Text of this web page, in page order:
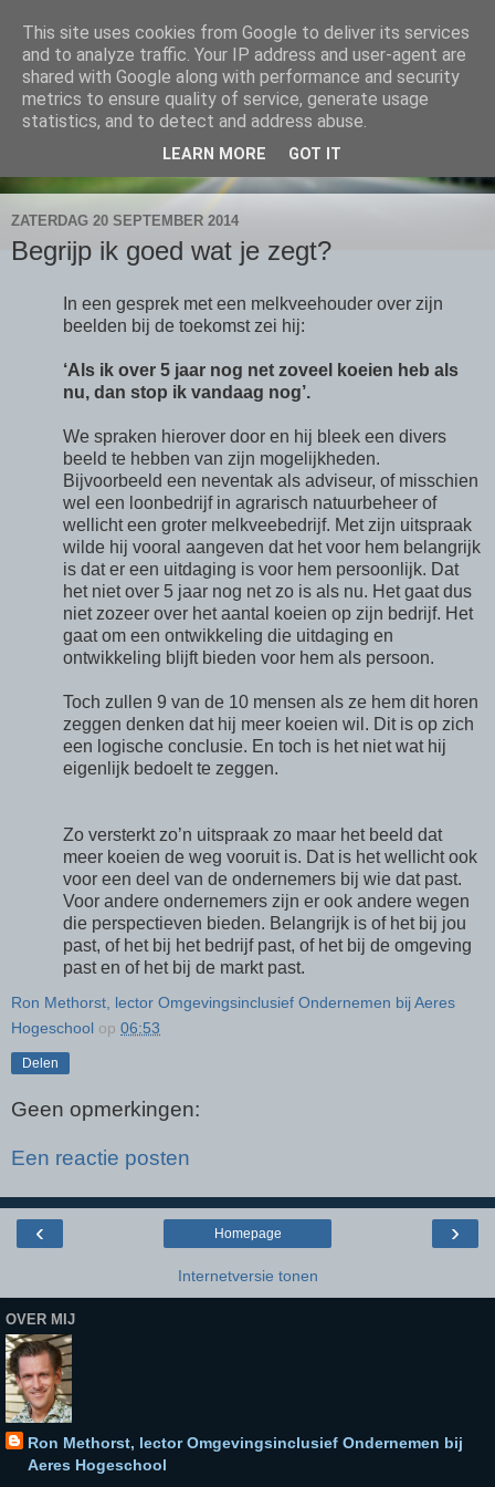
Landbouw en omgeving
Blog van Ron Methorst, lector Omgevingsinclusief
Ondernemen, werken aan landbouw in betere balans met de
sociale en fysieke omgeving.
ZATERDAG 20 SEPTEMBER 2014
Begrijp ik goed wat je zegt?
In een gesprek met een melkveehouder over zijn
beelden bij de toekomst zei hij:
‘Als ik over 5 jaar nog net zoveel koeien heb als
nu, dan stop ik vandaag nog’.
We spraken hierover door en hij bleek een divers
beeld te hebben van zijn mogelijkheden.
Bijvoorbeeld een neventak als adviseur, of misschien
wel een loonbedrijf in agrarisch natuurbeheer of
wellicht een groter melkveebedrijf. Met zijn uitspraak
wilde hij vooral aangeven dat het voor hem belangrijk
is dat er een uitdaging is voor hem persoonlijk. Dat
het niet over 5 jaar nog net zo is als nu. Het gaat dus
niet zozeer over het aantal koeien op zijn bedrijf. Het
gaat om een ontwikkeling die uitdaging en
ontwikkeling blijft bieden voor hem als persoon.
Toch zullen 9 van de 10 mensen als ze hem dit horen
zeggen denken dat hij meer koeien wil. Dit is op zich
een logische conclusie. En toch is het niet wat hij
eigenlijk bedoelt te zeggen.
Zo versterkt zo’n uitspraak zo maar het beeld dat
meer koeien de weg vooruit is. Dat is het wellicht ook
voor een deel van de ondernemers bij wie dat past.
Voor andere ondernemers zijn er ook andere wegen
die perspectieven bieden. Belangrijk is of het bij jou
past, of het bij het bedrijf past, of het bij de omgeving
past en of het bij de markt past.
Ron Methorst, lector Omgevingsinclusief Ondernemen bij Aeres
Hogeschool op 06:53
Delen
Geen opmerkingen:
Een reactie posten
‹ ›
Homepage
Internetversie tonen
OVER MIJ
Ron Methorst, lector Omgevingsinclusief Ondernemen bij
Aeres Hogeschool
This site uses cookies from Google to deliver its services
and to analyze traffic. Your IP address and user-agent are
shared with Google along with performance and security
metrics to ensure quality of service, generate usage
statistics, and to detect and address abuse.
LEARN MORE GOT IT